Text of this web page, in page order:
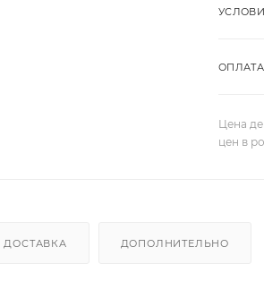
Цена
цен в
ДОСТАВКА ДОПОЛНИТЕЛЬНО